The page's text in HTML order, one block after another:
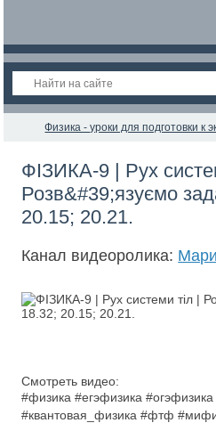
Физика - уроки для подготовки
ФІЗИКА-9 | Рух
Розв&#39;язуємо
20.15; 20.21.
Канал видеоролика:
Смотреть видео:
#физика #егэфизика
#квантовая_физика #фтф